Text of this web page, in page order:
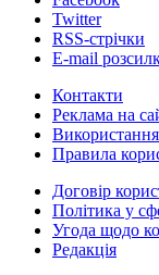
Twitter
RSS-стрічки
E-mail
Контакти
Реклама на
Використання
Правила
Договір
Політика у
Угода щодо
Редакція